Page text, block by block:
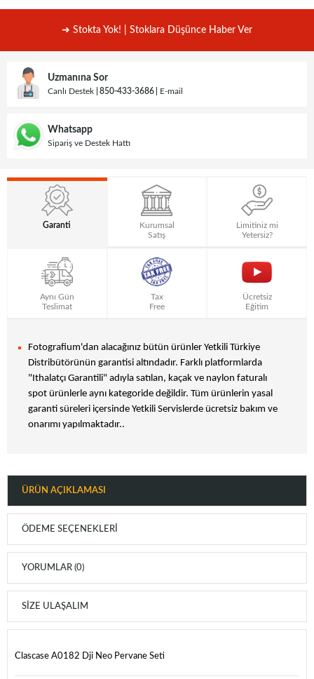
➜ Stokta Yok! | Stoklara Düşünce Haber Ver
Uzmanına Sor
Canlı Destek 850-433-3686 E-mail
Whatsapp
Sipariş ve Destek Hattı
Garanti
Kurumsal
Satış
Limitiniz mi
Yetersiz?
Aynı Gün
Teslimat
Tax
Free
Ücretsiz
Eğitim
Fotografium'dan alacağınız bütün ürünler Yetkili Türkiye
Distribütörünün garantisi altındadır. Farklı platformlarda
"Ithalatçı Garantili" adıyla satılan, kaçak ve naylon faturalı
spot ürünlerle aynı kategoride değildir. Tüm ürünlerin yasal
garanti süreleri içersinde Yetkili Servislerde ücretsiz bakım ve
onarımı yapılmaktadır..
ÜRÜN AÇIKLAMASI
ÖDEME SEÇENEKLERI
YORUMLAR (0)
SIZE ULAŞALIM
Clascase A0182 Dji Neo Pervane Seti